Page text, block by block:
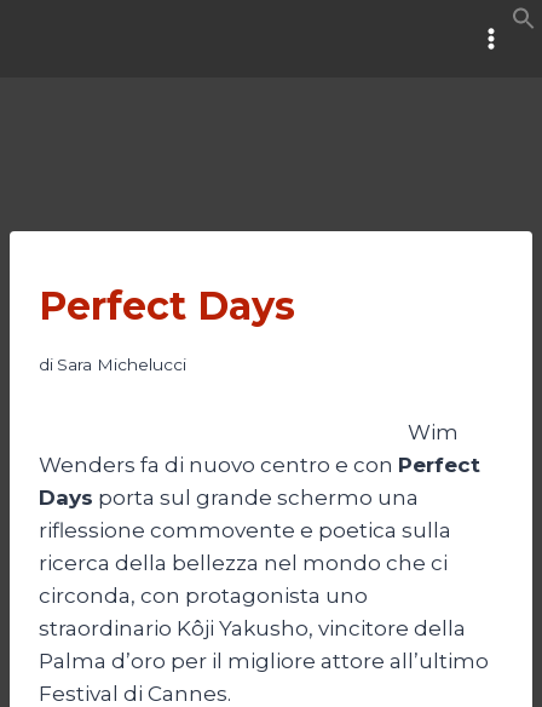
Perfect Days
di Sara Michelucci
Wim
Wenders fa di nuovo centro e con Perfect
Days porta sul grande schermo una
riflessione commovente e poetica sulla
ricerca della bellezza nel mondo che ci
circonda, con protagonista uno
straordinario Kôji Yakusho, vincitore della
Palma d’oro per il migliore attore all’ultimo
Festival di Cannes.